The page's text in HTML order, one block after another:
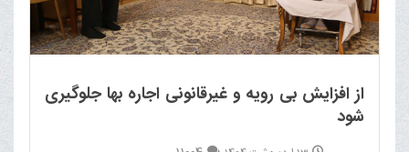
از افزایش بی رویه و غیرقانونی اجاره بها جلوگیری
شود